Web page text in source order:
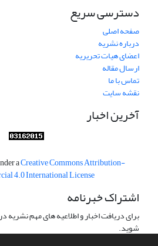
دسترسی سریع
صفحه اصلی
درباره نشریه
اعضای هیات تحریریه
ارسال مقاله
تماس با ما
نقشه سایت
آخرین اخبار
aCreative Commons Attribution-
4.0 International License
اشتراک خبرنامه
برای دریافت اخبار و اطلاعیه های مهم
شوید.